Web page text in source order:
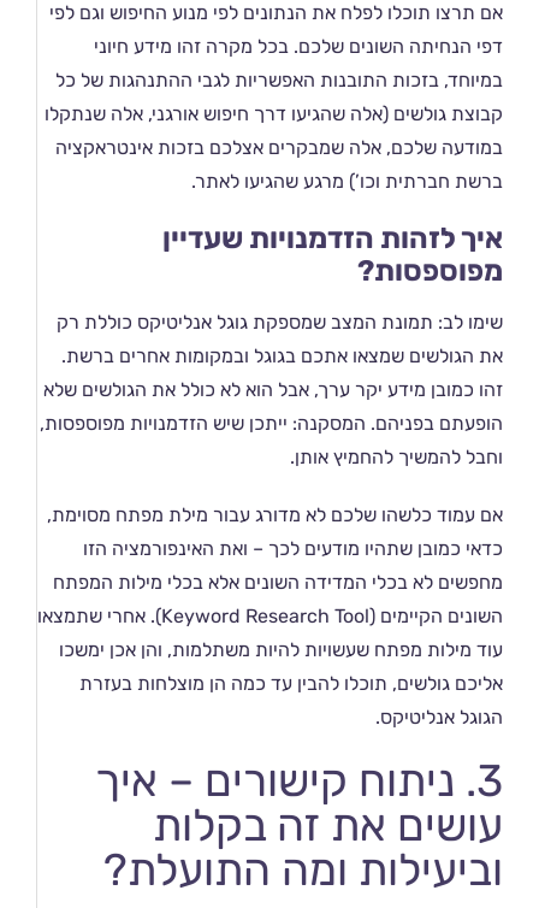
אם תרצו תוכלו לפלח את הנתונים לפי מנוע החיפוש וגם לפי
דפי הנחיתה השונים שלכם. בכל מקרה זהו מידע חיוני
במיוחד, בזכות התובנות האפשריות לגבי ההתנהגות של כל
קבוצת גולשים (אלה שהגיעו דרך חיפוש אורגני, אלה שנתקלו
במודעה שלכם, אלה שמבקרים אצלכם בזכות אינטראקציה
ברשת חברתית וכו’) מרגע שהגיעו לאתר.
איך לזהות הזדמנויות שעדיין
מפוספסות?
שימו לב: תמונת המצב שמספקת גוגל אנליטיקס כוללת רק
את הגולשים שמצאו אתכם בגוגל ובמקומות אחרים ברשת.
זהו כמובן מידע יקר ערך, אבל הוא לא כולל את הגולשים שלא
הופעתם בפניהם. המסקנה: ייתכן שיש הזדמנויות מפוספסות,
וחבל להמשיך להחמיץ אותן.
אם עמוד כלשהו שלכם לא מדורג עבור מילת מפתח מסוימת,
כדאי כמובן שתהיו מודעים לכך – ואת האינפורמציה הזו
מחפשים לא בכלי המדידה השונים אלא בכלי מילות המפתח
השונים הקיימים (Keyword Research Tool). אחרי שתמצאו
עוד מילות מפתח שעשויות להיות משתלמות, והן אכן ימשכו
אליכם גולשים, תוכלו להבין עד כמה הן מוצלחות בעזרת
הגוגל אנליטיקס.
3. ניתוח קישורים – איך
עושים את זה בקלות
וביעילות ומה התועלת?